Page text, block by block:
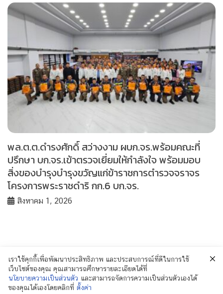
พล.ต.ต.ดำรงศักดิ์ สว่างงาม ผบก.จร.พร้อมคณะที่
ปรึกษา บก.จร.เข้าตรวจเยี่ยมให้กำลังใจ พร้อมมอบ
สิ่งของบำรุงบำรุงขวัญแก่ข้าราชการตำรวจจราจร
โครงการพระราชดำริ กก.6 บก.จร.
สิงหาคม 1, 2026
© 2018 Policenewsformass.com. All Rights
เราใช้คุกกี้เพื่อพัฒนาประสิทธิภาพ และประสบการณ์ที่ดีในการใช้
เว็บไซต์ของคุณ คุณสามารถศึกษารายละเอียดได้ที่
นโยบายความเป็นส่วนตัว และสามารถจัดการความเป็นส่วนตัวเองได้
ของคุณได้เองโดยคลิกที่ ตั้งค่า